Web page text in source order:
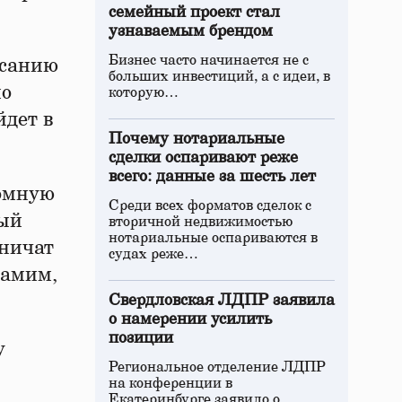
в
семейный проект стал
узнаваемым брендом
Бизнес часто начинается не с
больших инвестиций, а с идеи, в
которую…
Почему нотариальные
сделки оспаривают реже
всего: данные за шесть лет
Среди всех форматов сделок с
вторичной недвижимостью
нотариальные оспариваются в
судах реже…
Свердловская ЛДПР заявила
о намерении усилить
позиции
Региональное отделение ЛДПР
на конференции в